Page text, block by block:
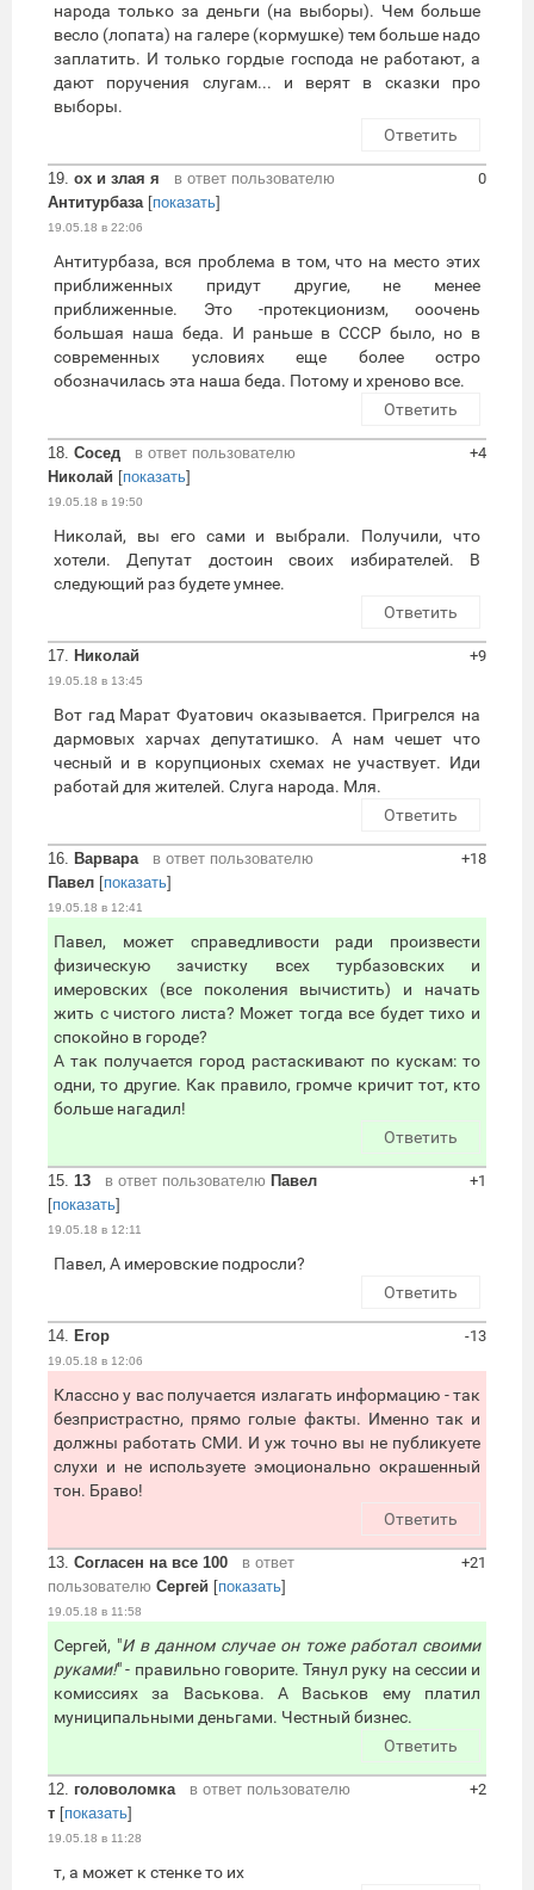
народа только за деньги (на выборы). Чем больше
весло (лопата) на галере (кормушке) тем больше надо
заплатить. И только гордые господа не работают, а
дают поручения слугам... и верят в сказки про
выборы.
Ответить
19. ох и злая я
в ответ пользователю
Антитурбаза[показать]
19.05.18 в 22:06
0
Антитурбаза, вся проблема в том, что на место этих
приближенных придут другие, не менее
приближенные. Это -протекционизм, ооочень
большая наша беда. И раньше в СССР было, но в
современных условиях еще более остро
обозначилась эта наша беда. Потому и хреново все.
Ответить
18. Сосед
в ответ пользователю
Николай [показать]
19.05.18 в 19:50
+4
Николай, вы его сами и выбрали. Получили, что
хотели. Депутат достоин своих избирателей. В
следующий раз будете умнее.
Ответить
17. Николай
19.05.18 в 13:45
+9
Вот гад Марат Фуатович оказывается. Пригрелся на
дармовых харчах депутатишко. А нам чешет что
чесный и в корупционых схемах не участвует. Иди
работай для жителей. Слуга народа. Мля.
Ответить
16. Варвара
в ответ пользователю
Павел [показать]
19.05.18 в 12:41
+18
Павел, может справедливости ради произвести
физическую зачистку всех турбазовских и
имеровских (все поколения вычистить) и начать
жить с чистого листа? Может тогда все будет тихо и
спокойно в городе?
А так получается город растаскивают по кускам: то
одни, то другие. Как правило, громче кричит тот, кто
больше нагадил!
Ответить
15. 13 в ответ пользователю Павел
[показать]
19.05.18 в 12:11
+1
Павел, А имеровские подросли?
Ответить
14. Егор
19.05.18 в 12:06
-13
Классно у вас получается излагать информацию - так
безпристрастно, прямо голые факты. Именно так и
должны работать СМИ. И уж точно вы не публикуете
слухи и не используете эмоционально окрашенный
тон. Браво!
Ответить
13. Согласен на все 100
в ответ
пользователю Сергей [показать]
19.05.18 в 11:58
+21
Сергей, "И в данном случае он тоже работал своими
руками!" - правильно говорите. Тянул руку на сессии и
комиссиях за Васькова. А Васьков ему платил
муниципальными деньгами. Честный бизнес.
Ответить
12. головоломка
в ответ пользователю
т [показать]
19.05.18 в 11:28
+2
т, а может к стенке то их